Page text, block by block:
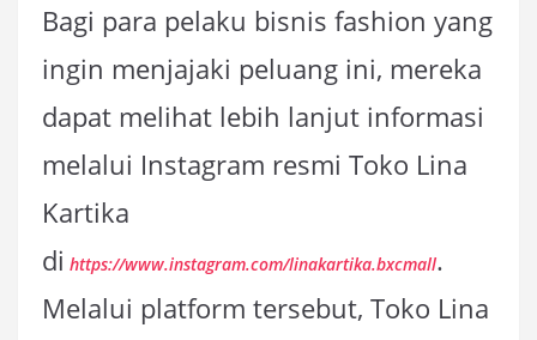
Bagi para pelaku bisnis fashion yang
ingin menjajaki peluang ini, mereka
dapat melihat lebih lanjut informasi
melalui Instagram resmi Toko Lina
Kartika
di https://www.instagram.com/linakartika.bxcmall.
Melalui platform tersebut, Toko Lina